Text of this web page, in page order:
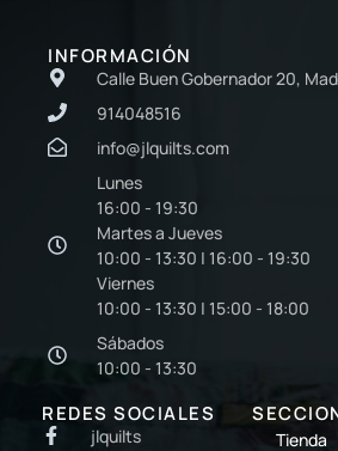
INFORMACIÓN
Calle Buen Gobernador 20,
914048516
info@jlquilts.com
Lunes
16:00 - 19:30
Martes a Jueves
10:00 - 13:30 | 16:00 - 19:30
Viernes
10:00 - 13:30 | 15:00 - 18:00
Sábados
10:00 - 13:30
REDES SOCIALES
jlquilts
Tienda